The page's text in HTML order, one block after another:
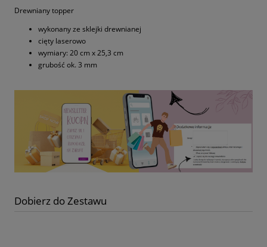
Drewniany topper
wykonany ze sklejki drewnianej
cięty laserowo
wymiary: 20 cm x 25,3 cm
grubość ok. 3 mm
Dobierz do Zestawu